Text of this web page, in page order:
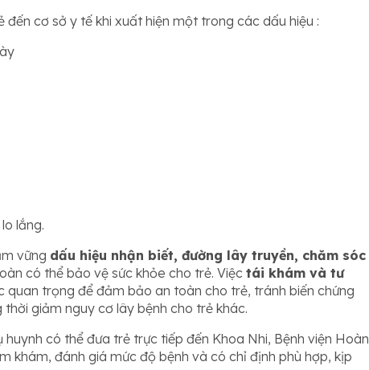
đến cơ sở y tế khi xuất hiện một trong các dấu hiệu :
lắng.
vững dấu hiệu nhận biết, đường lây truyền, chăm sóc
có thể bảo vệ sức khỏe cho trẻ. Việc tái khám và tư
quan trọng để đảm bảo an toàn cho trẻ, tránh biến chứng
giảm nguy cơ lây bệnh cho trẻ khác.
có thể đưa trẻ trực tiếp đến Khoa Nhi, Bệnh viện Hoàn
khám, đánh giá mức độ bệnh và có chỉ định phù hợp, kịp